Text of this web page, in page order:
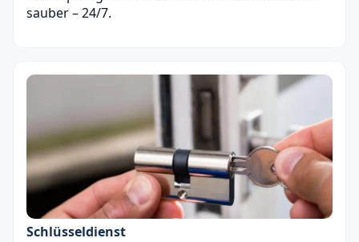
sauber – 24/7.
Schlüsseldienst